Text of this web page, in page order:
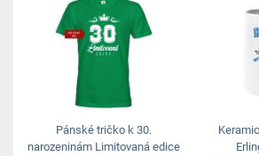
Pánské tričko k 30.
narozeninám Limitovaná edice